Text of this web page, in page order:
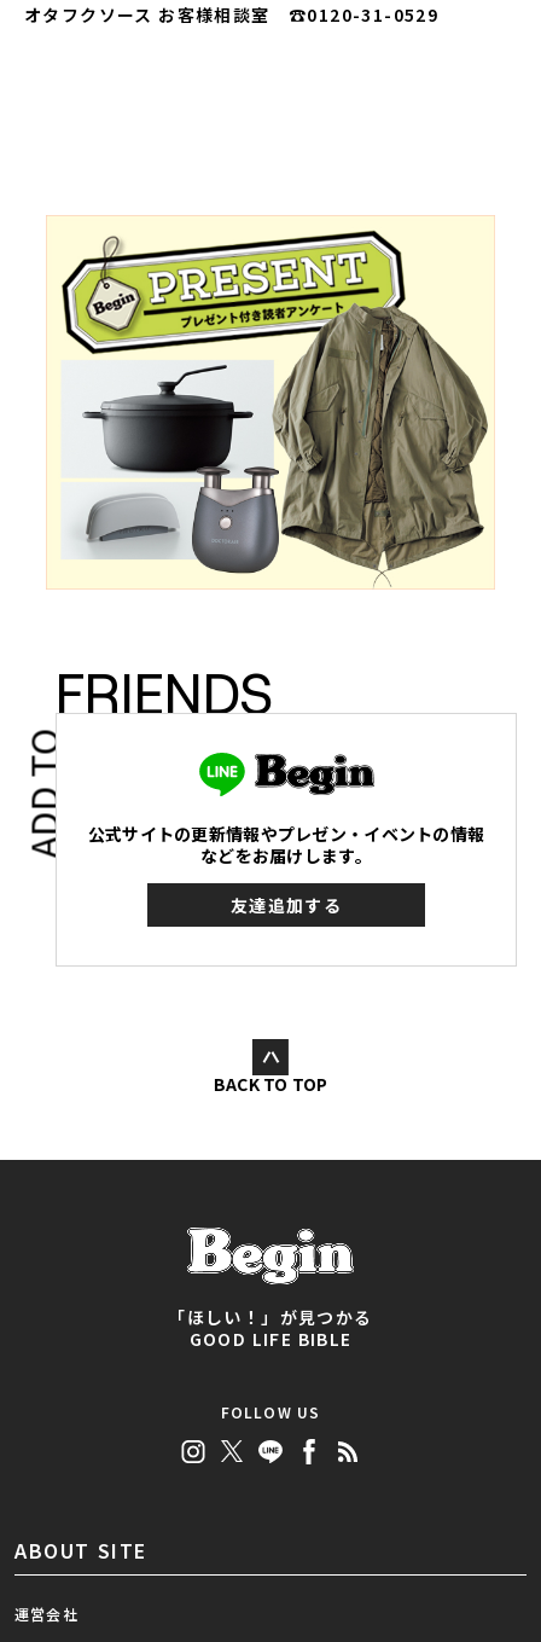
オタフクソース お客様相談室 ☎0120-31-0529
ADD TO
FRIENDS
公式サイトの更新情報やプレゼン・イベントの情報
などをお届けします。
友達追加する
BACK TO TOP
「ほしい！」が見つかる
GOOD LIFE BIBLE
FOLLOW US
ABOUT SITE
運営会社